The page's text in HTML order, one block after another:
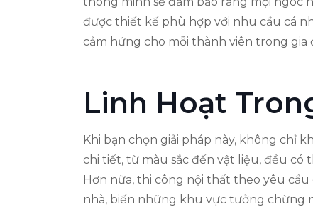
được thiết kế phù hợp với nhu cầu cá
cảm hứng cho mỗi thành viên trong gia
Linh Hoạt
Khi bạn chọn giải pháp này, không chỉ
chi tiết, từ màu sắc đến vật liệu, đều
Hơn nữa, thi công nội thất theo yêu
nhà, biến những khu vực tưởng chừng